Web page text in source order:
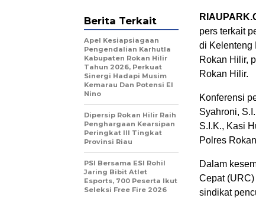
pers terkait
di Kelenteng
Rokan Hilir,
Rokan Hilir.
Konferensi
Syahroni,
S.I.K., Kasi
Polres
Dalam
Cepat
sindikat
Berita Terkait
Apel Kesiapsiagaan
Pengendalian Karhutla
Kabupaten Rokan Hilir
Tahun 2026, Perkuat
Sinergi Hadapi Musim
Kemarau Dan Potensi El
Nino
Dipersip Rokan Hilir Raih
Penghargaan Kearsipan
Peringkat III Tingkat
Provinsi Riau
PSI Bersama ESI Rohil
Jaring Bibit Atlet
Esports, 700 Peserta Ikut
Seleksi Free Fire 2026